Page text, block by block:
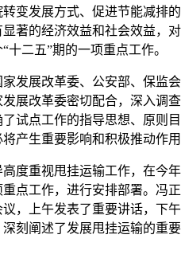
变发展方式、促进节能减排
著的经济效益和社会效益，
二五”期的一项重点工作。
展改革委、公安部、保监会
展改革委密切配合，深入调
试点工作的指导思想、原则
产生重要影响和积极推动作
重视甩挂运输工作，在今年
点工作，进行安排部署。冯
，上午发表了重要讲话，下
刻阐述了发展甩挂运输的重